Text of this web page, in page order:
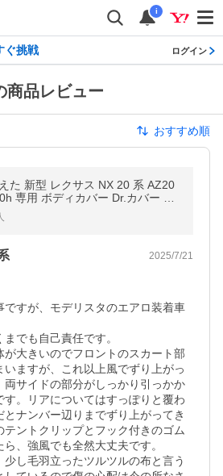
i
ぐ挑戦 ログイン
商品レビュー
おすすめ順
た 新型 レクサス NX 20 系 AZ20
専用 ボディカバー Dr.カバー ボ
ー カーカバー 車 カバー 車用
】
2025/7/21
ですが、モデリスタのエアロ装着車
でも自己責任です。
が大きいのでフロントのスカート部
ますが、これ以上風でずり上がっ
両サイドの部分がしっかり引っかか
す。リアについてはすっぽりと覆わ
ナンバー辺りまでずり上がってき
テントクリップとフック付きのゴム
、強風でも全然大丈夫です。
し毛羽立ったツルツルの布と言う